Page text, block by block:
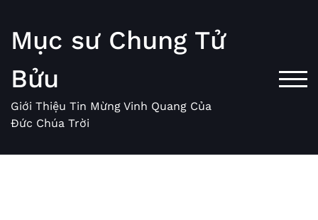
content
Mục sư Chung Tử
Bửu
Giới Thiệu Tin Mừng Vinh Quang Của
Đức Chúa Trời